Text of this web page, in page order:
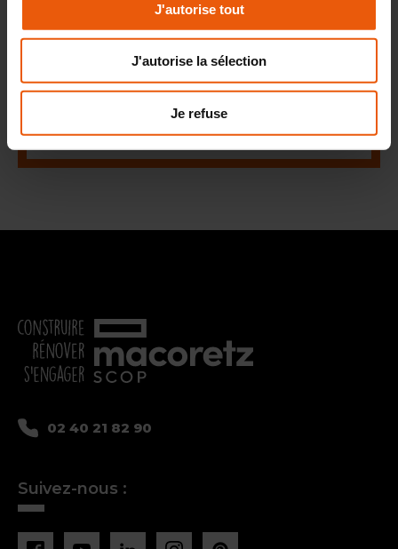
J'autorise tout
J'autorise la sélection
Je refuse
Construction de
bâtiment professionnel: Créez un
s'agisse d'un cabinet médical, de
bureaux, d'une crèche ou tout autre
projet professionnel.
02 40 21 82 90
Suivez-nous :